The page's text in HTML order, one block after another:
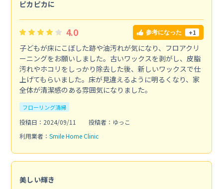
ピカピカに
4.0 参考になった +1
子どもが床にこぼした跡や油汚れが気になり、フロアクリ
ーニングをお願いしました。古いワックスを剥がし、皮脂
汚れやホコリをしっかり除去した後、新しいワックスで仕
上げてもらいました。床が見違えるように明るくなり、家
全体が清潔感のある雰囲気になりました。
フローリング清掃
投稿日：2024/09/11
投稿者：ゆっこ
利用業者： Smile Home Clinic
美しい輝き